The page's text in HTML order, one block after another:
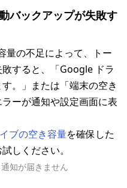
バックアップが失敗す
量の不足によって、トー
すると、「Google ドラ
。」または「端末の空き
ーが通知や設定画面に表
ブの空き容量を確保した
しください。
知が届きません